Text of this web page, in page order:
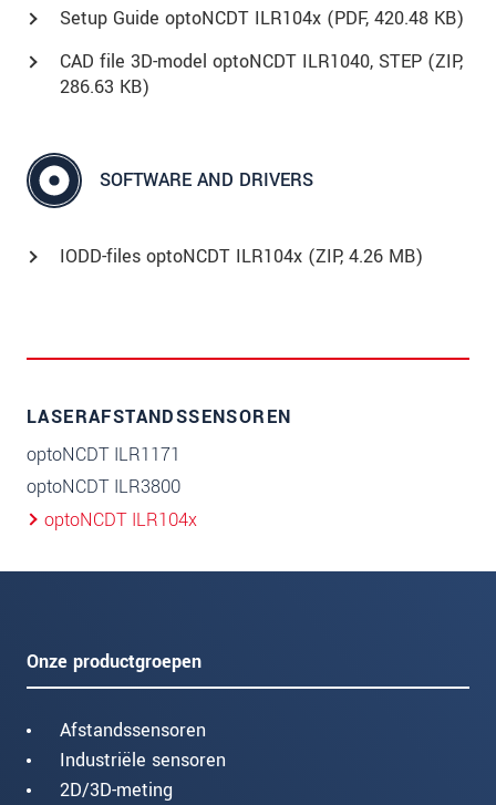
Setup Guide optoNCDT ILR104x (PDF, 420.48 KB)
CAD file 3D-model optoNCDT ILR1040, STEP (ZIP,
286.63 KB)
SOFTWARE AND DRIVERS
IODD-files optoNCDT ILR104x (ZIP, 4.26 MB)
LASERAFSTANDSSENSOREN
optoNCDT ILR1171
optoNCDT ILR3800
optoNCDT ILR104x
Onze productgroepen
Afstandssensoren
Industriële sensoren
2D/3D-meting